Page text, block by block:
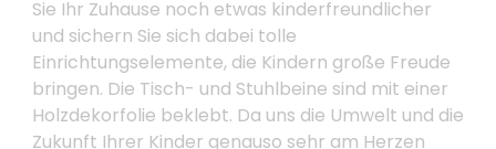
Sie Ihr Zuhause noch etwas kinderfreundlicher
und sichern Sie sich dabei tolle
Einrichtungselemente, die Kindern große Freude
bringen. Die Tisch- und Stuhlbeine sind mit einer
Holzdekorfolie beklebt. Da uns die Umwelt und die
Zukunft Ihrer Kinder genauso sehr am Herzen